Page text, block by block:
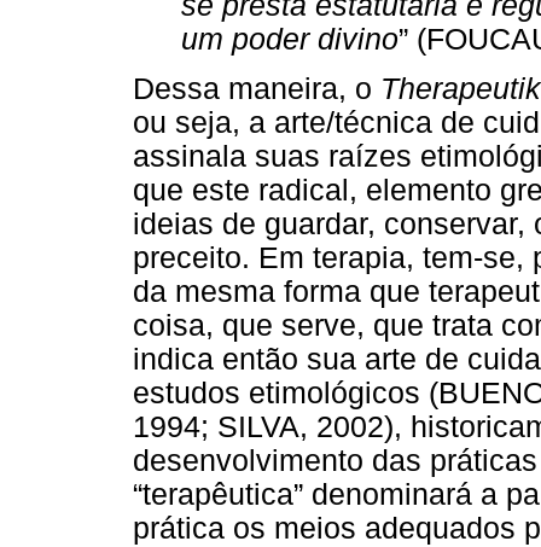
um poder divino”
Dessa maneira, o
ou seja, a arte/técnica de
assinala suas raízes
que este radical, elemento
ideias de guardar,
preceito. Em terapia, tem-se,
da mesma forma que
coisa, que serve, que trata
indica então sua arte de
estudos etimológicos
1994; SILVA, 2002),
desenvolvimento das
“terapêutica” denominará a
prática os meios adequados